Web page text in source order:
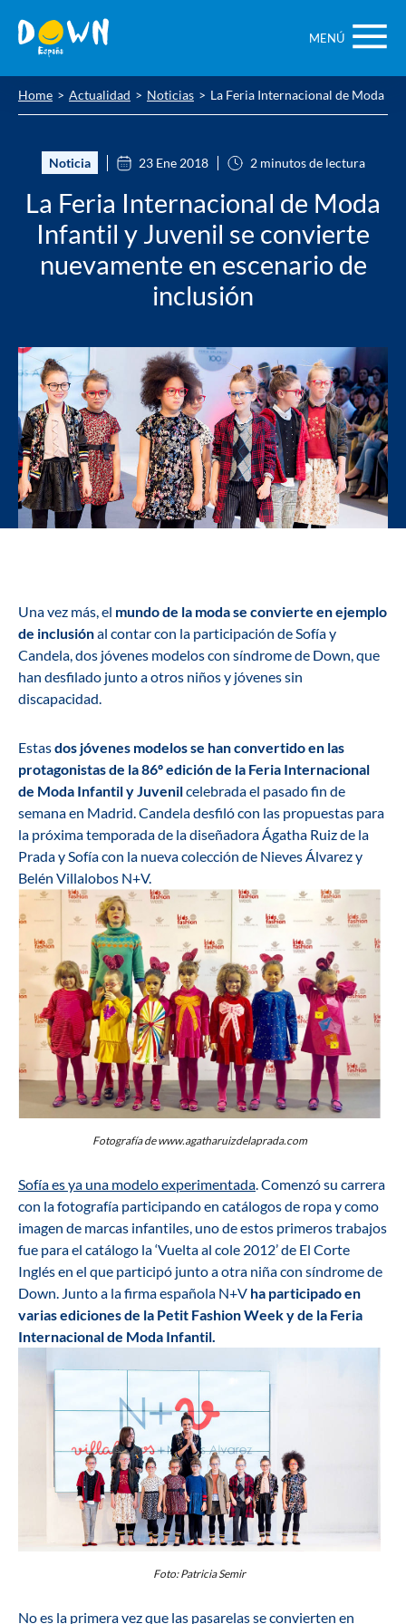
contenido
MENÚ
Home Actualidad Noticias La Feria Internacional de Moda
Noticia 23 Ene 2018 2 minutos de lectura
La Feria Internacional de Moda
Infantil y Juvenil se convierte
nuevamente en escenario de
inclusión
Una vez más, el mundo de la moda se convierte en ejemplo
de inclusiónal contar con la participación de Sofía y
Candela, dos jóvenes modelos con síndrome de Down, que
han desfilado junto a otros niños y jóvenes sin
discapacidad.
Estasdos jóvenes modelos se han convertido en las
protagonistas de la 86º edición de la Feria Internacional
de Moda Infantil y Juvenilcelebrada el pasado fin de
semana en Madrid. Candela desfiló con las propuestas para
la próxima temporada de la diseñadora Ágatha Ruiz de la
Prada y Sofía con la nueva colección de Nieves Álvarez y
Belén Villalobos N+V.
Fotografía de www.agatharuizdelaprada.com
Sofía es ya una modelo experimentada. Comenzó su carrera
con la fotografía participando en catálogos de ropa y como
imagen de marcas infantiles, uno de estos primeros trabajos
fue para el catálogo la ‘Vuelta al cole 2012’ de El Corte
Inglés en el que participó junto a otra niña con síndrome de
Down. Junto a la firma española N+V ha participado en
varias ediciones de la Petit Fashion Week y de la Feria
Internacional de Moda Infantil.
Foto: Patricia Semir
No es la primera vez que las pasarelas se convierten en